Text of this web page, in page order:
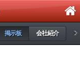
掲示板 会社紹介 >